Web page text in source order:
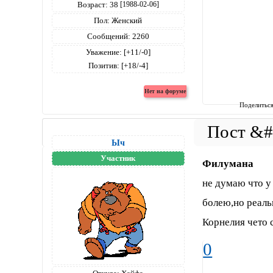
Возраст: 38 [1988-02-06]
Пол: Женский
Сообщений: 2260
Уважение: [+11/-0]
Позитив: [+18/-4]
Ыч
Участник
Филумана
не думаю что у
болею,но
Корнелия чето
0